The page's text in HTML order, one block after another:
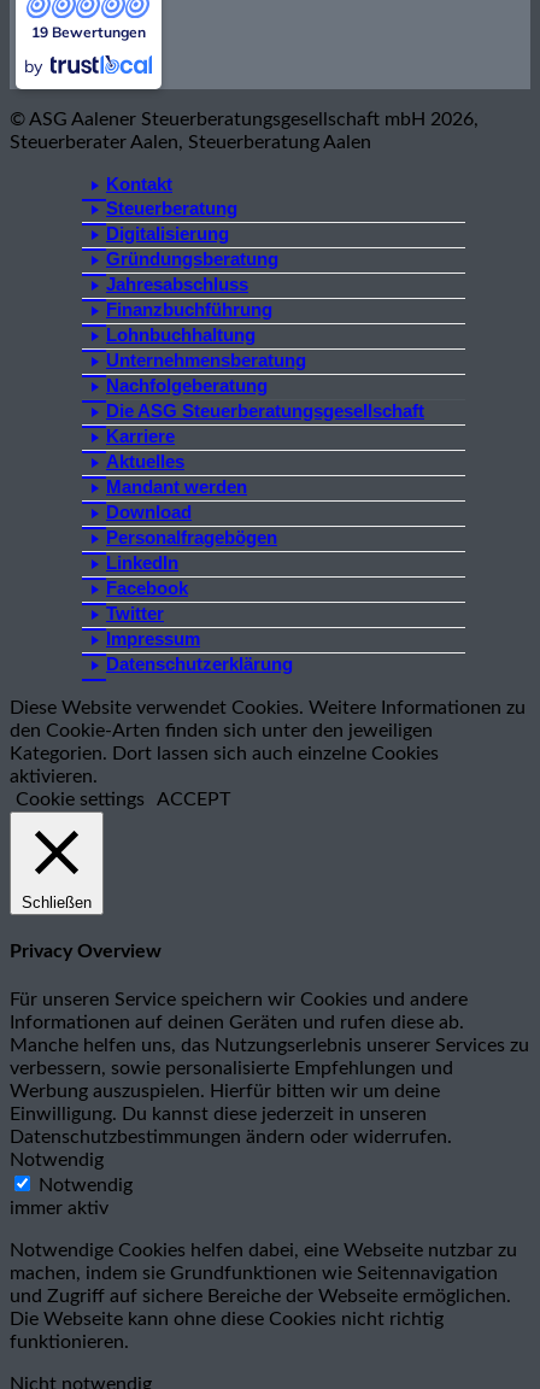
19 Bewertungen
by
© ASG Aalener Steuerberatungsgesellschaft mbH 2026,
Steuerberater Aalen, Steuerberatung Aalen
Steuerberatung
Die ASG Steuerberatungsgesellschaft
Kontakt
Digitalisierung
Karriere
Download
Gründungsberatung
Aktuelles
Personalfragebögen
Jahresabschluss
Mandant werden
LinkedIn
Finanzbuchführung
Facebook
Lohnbuchhaltung
Twitter
Unternehmensberatung
Impressum
Nachfolgeberatung
Datenschutzerklärung
Diese Website verwendet Cookies. Weitere Informationen zu
den Cookie-Arten finden sich unter den jeweiligen
Kategorien. Dort lassen sich auch einzelne Cookies
aktivieren.
Cookie settings
ACCEPT
Schließen
Privacy Overview
Für unseren Service speichern wir Cookies und andere
Informationen auf deinen Geräten und rufen diese ab.
Manche helfen uns, das Nutzungserlebnis unserer Services zu
verbessern, sowie personalisierte Empfehlungen und
Werbung auszuspielen. Hierfür bitten wir um deine
Einwilligung. Du kannst diese jederzeit in unseren
Datenschutzbestimmungen ändern oder widerrufen.
Notwendig
Notwendig
immer aktiv
Notwendige Cookies helfen dabei, eine Webseite nutzbar zu
machen, indem sie Grundfunktionen wie Seitennavigation
und Zugriff auf sichere Bereiche der Webseite ermöglichen.
Die Webseite kann ohne diese Cookies nicht richtig
funktionieren.
Nicht notwendig